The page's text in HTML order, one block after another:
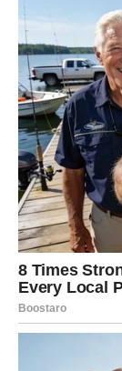
strpljenje
Rak nije znak
narednom
rešavanje
prilika da
pripada,
pomoć ili
priliku.
Rak ulazi u